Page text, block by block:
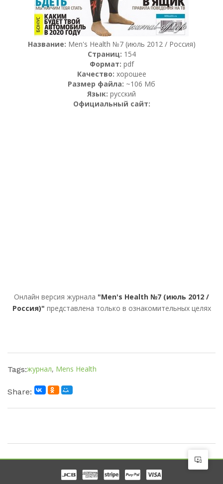
Название: Men's Health №7 (июль 2012 / Россия)
Страниц: 154
Формат: pdf
Качество: хорошее
Размер файла: ~106 Мб
Язык: русский
Официальный сайт:
Онлайн версия журнала "Men's Health №7 (июль 2012 /
Россия)" представлена только в ознакомительных целях
Tags:журнал, Mens Health
Share: